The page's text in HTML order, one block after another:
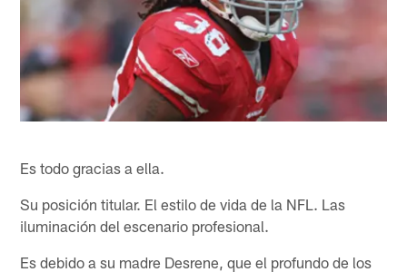
Es todo gracias a ella.
Su posición titular. El estilo de vida de la NFL. Las
iluminación del escenario profesional.
Es debido a su madre Desrene, que el profundo de los